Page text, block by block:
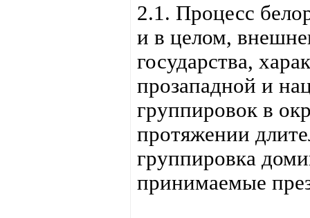
2.1. Процесс
и в целом,
государства,
прозападной и
группировок в
протяжении
группировка
принимаемые